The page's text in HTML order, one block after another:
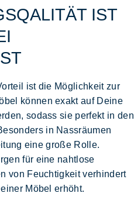
IST D
ist die Möglichkeit zur
können exakt auf Deine
sodass sie perfekt in den
in Nassräumen
eine große Rolle.
für eine nahtlose
von Feuchtigkeit verhindert
Möbel erhöht.